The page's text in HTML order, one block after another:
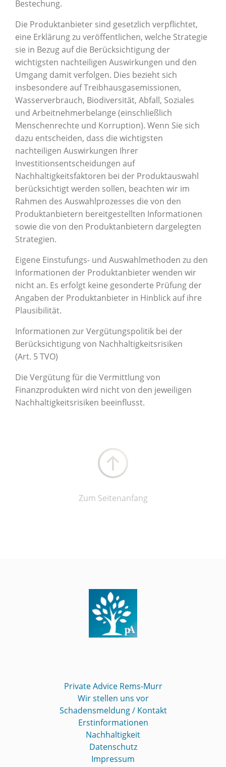
Bestechung.
Die Produktanbieter sind gesetzlich verpflichtet,
eine Erklärung zu veröffentlichen, welche Strategie
sie in Bezug auf die Berücksichtigung der
wichtigsten nachteiligen Auswirkungen und den
Umgang damit verfolgen. Dies bezieht sich
insbesondere auf Treibhausgasemissionen,
Wasserverbrauch, Biodiversität, Abfall, Soziales
und Arbeitnehmerbelange (einschließlich
Menschenrechte und Korruption). Wenn Sie sich
dazu entscheiden, dass die wichtigsten
nachteiligen Auswirkungen Ihrer
Investitionsentscheidungen auf
Nachhaltigkeitsfaktoren bei der Produktauswahl
berücksichtigt werden sollen, beachten wir im
Rahmen des Auswahlprozesses die von den
Produktanbietern bereitgestellten Informationen
sowie die von den Produktanbietern dargelegten
Strategien.
Eigene Einstufungs- und Auswahlmethoden zu den
Informationen der Produktanbieter wenden wir
nicht an. Es erfolgt keine gesonderte Prüfung der
Angaben der Produktanbieter in Hinblick auf ihre
Plausibilität.
Informationen zur Vergütungspolitik bei der
Berücksichtigung von Nachhaltigkeitsrisiken
(Art. 5 TVO)
Die Vergütung für die Vermittlung von
Finanzprodukten wird nicht von den jeweiligen
Nachhaltigkeitsrisiken beeinflusst.
Zum Seitenanfang
Private Advice Rems-Murr
Wir stellen uns vor
Schadensmeldung / Kontakt
Erstinformationen
Nachhaltigkeit
Datenschutz
Impressum